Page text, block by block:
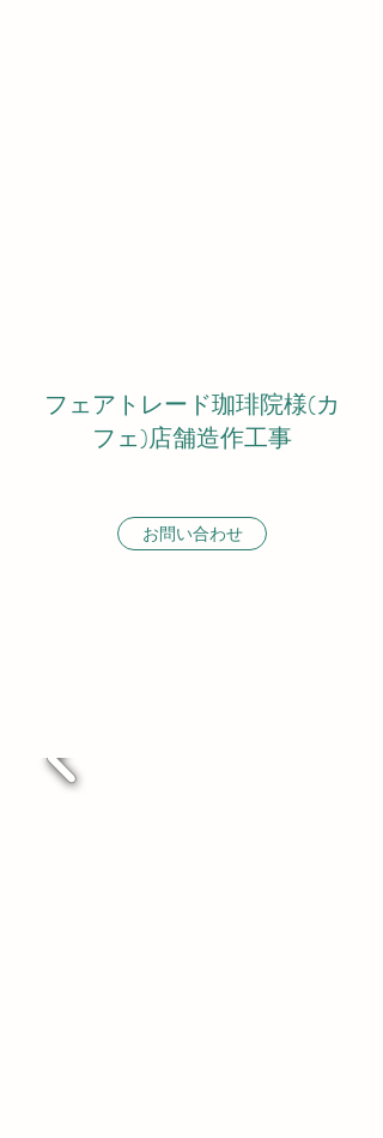
フェアトレード珈琲院様(カ
フェ)店舗造作工事
お問い合わせ